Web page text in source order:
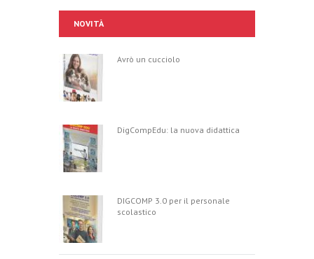
NOVITÀ
Avrò un cucciolo
DigCompEdu: la nuova didattica
DIGCOMP 3.0 per il personale
scolastico